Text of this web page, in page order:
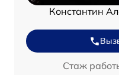
Константин
Стаж